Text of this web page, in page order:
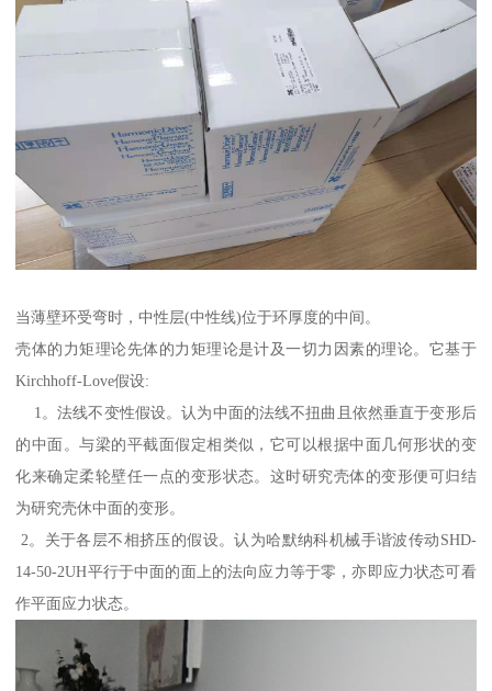
当薄壁环受弯时，中性层(中性线)位于环厚度的中间。
壳体的力矩理论先体的力矩理论是计及一切力因素的理论。它基于
Kirchhoff-Love假设:
1。法线不变性假设。认为中面的法线不扭曲且依然垂直于变形后
的中面。与梁的平截面假定相类似，它可以根据中面几何形状的变
化来确定柔轮壁任一点的变形状态。这时研究壳体的变形便可归结
为研究壳休中面的变形。
2。关于各层不相挤压的假设。认为哈默纳科机械手谐波传动SHD-
14-50-2UH平行于中面的面上的法向应力等于零，亦即应力状态可看
作平面应力状态。